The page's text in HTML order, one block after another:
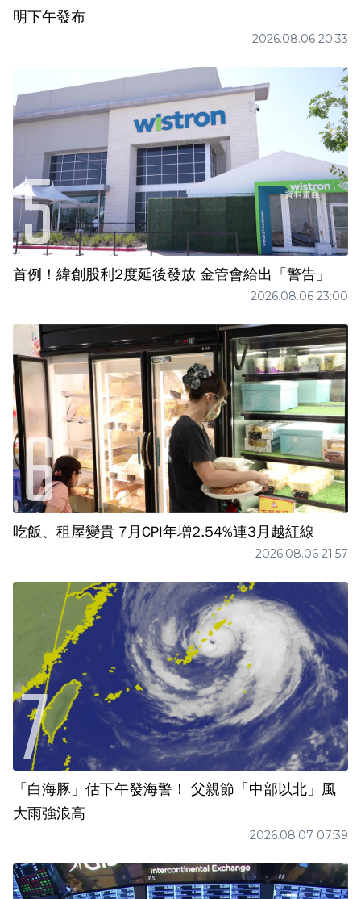
明下午發布
2026.08.06 20:33
首例！緯創股利2度延後發放 金管會給出「警告」
2026.08.06 23:00
吃飯、租屋變貴 7月CPI年增2.54%連3月越紅線
2026.08.06 21:57
「白海豚」估下午發海警！ 父親節「中部以北」風
大雨強浪高
2026.08.07 07:39